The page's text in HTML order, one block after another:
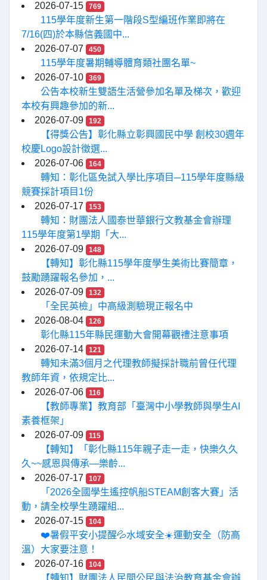
2026-07-15
769
115學年度新生第一階段S型編班作業即將在
7/16(四)於本縣信義國中...
2026-07-07
450
115學年度暑期輔導體育類社團名單~
2026-07-10
369
公告本校新生雙語生活營參加名單及梯次，歡迎
本校有興趣參加的新...
2026-07-09
192
【得獎公告】彰化縣立彰興國民中學 創校30週年
校慶Logo設計徵選...
2026-07-06
164
轉知：彰化區免試入學比序項目─115學年度縣級
競賽採計項目1份
2026-07-17
153
轉知：財團法人國泰世華銀行文教基金會辦理
115學年度第1學期「大...
2026-07-09
148
【轉知】彰化縣115學年度學生美術比賽簡章，
鼓勵踴躍報名參加，...
2026-07-09
132
「全民英檢」中高級測驗現正報名中
2026-08-04
126
彰化縣115年縣民運動大會開幕觀禮注意事項
2026-07-14
121
轉知未滿3個月之代理教師擬採計職前曾任代理
教師年資，依規定比...
2026-07-06
116
【教師專業】教育部「臺灣中小學教師與學生AI
素養框架」
2026-07-09
115
【轉知】「彰化縣115年親子走一走，快樂久久
久~~感恩與傳承—樂齡...
2026-07-17
107
「2026全國學生遙控帆船STEAM創客大賽」活
動，請全校學生踴躍組...
2026-07-15
104
❤️暑假平安小提醒💦水域安全☀️運動安全（防高
溫）大家要注意！
2026-07-16
104
【轉知】財團法人民間公民與法治教育基金會辦